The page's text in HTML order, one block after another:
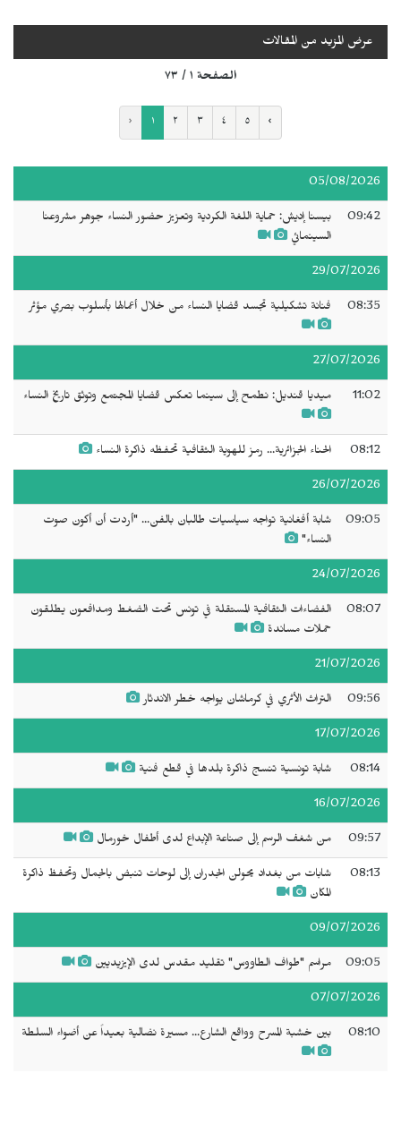
عرض المزيد من المقالات
الصفحة ١ / ٧٣
‹ ١ ٢ ٣ ٤ ٥ ›
05/08/2026
09:42
بيسنا إديش: حماية اللغة الكردية وتعزيز حضور النساء جوهر مشروعنا
السينمائي
29/07/2026
08:35 فنانة تشكيلية تجسد قضايا النساء من خلال أعمالها بأسلوب بصري مؤثر
27/07/2026
11:02 ميديا قنديل: نطمح إلى سينما تعكس قضايا المجتمع وتوثق تاريخ النساء
08:12 الحناء الجزائرية... رمز للهوية الثقافية تحفظه ذاكرة النساء
26/07/2026
09:05
شابة أفغانية تواجه سياسيات طالبان بالفن... "أردت أن أكون صوت
النساء"
24/07/2026
08:07
الفضاءات الثقافية المستقلة في تونس تحت الضغط ومدافعون يطلقون
حملات مساندة
21/07/2026
09:56 التراث الأثري في كرماشان يواجه خطر الاندثار
17/07/2026
08:14 شابة تونسية تنسج ذاكرة بلدها في قطع فنية
16/07/2026
09:57 من شغف الرسم إلى صناعة الإبداع لدى أطفال خورمال
08:13
شابات من بغداد يحولن الجدران إلى لوحات تنبض بالجمال وتحفظ ذاكرة
المكان
09/07/2026
09:05 مراسم "طواف الطاووس" تقليد مقدس لدى الإيزيديين
07/07/2026
08:10 بين خشبة المسرح وواقع الشارع... مسيرة نضالية بعيداً عن أضواء السلطة